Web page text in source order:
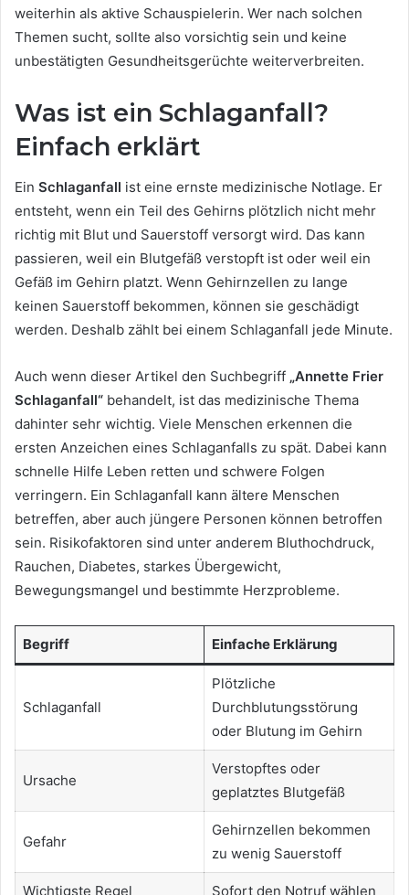
weiterhin als aktive Schauspielerin. Wer nach solchen
Themen sucht, sollte also vorsichtig sein und keine
unbestätigten Gesundheitsgerüchte weiterverbreiten.
Was ist ein Schlaganfall?
Einfach erklärt
Ein Schlaganfall ist eine ernste medizinische Notlage. Er
entsteht, wenn ein Teil des Gehirns plötzlich nicht mehr
richtig mit Blut und Sauerstoff versorgt wird. Das kann
passieren, weil ein Blutgefäß verstopft ist oder weil ein
Gefäß im Gehirn platzt. Wenn Gehirnzellen zu lange
keinen Sauerstoff bekommen, können sie geschädigt
werden. Deshalb zählt bei einem Schlaganfall jede Minute.
Auch wenn dieser Artikel den Suchbegriff „Annette Frier
Schlaganfall“ behandelt, ist das medizinische Thema
dahinter sehr wichtig. Viele Menschen erkennen die
ersten Anzeichen eines Schlaganfalls zu spät. Dabei kann
schnelle Hilfe Leben retten und schwere Folgen
verringern. Ein Schlaganfall kann ältere Menschen
betreffen, aber auch jüngere Personen können betroffen
sein. Risikofaktoren sind unter anderem Bluthochdruck,
Rauchen, Diabetes, starkes Übergewicht,
Bewegungsmangel und bestimmte Herzprobleme.
Begriff Einfache Erklärung
Schlaganfall
Plötzliche
Durchblutungsstörung
oder Blutung im Gehirn
Ursache
Verstopftes oder
geplatztes Blutgefäß
Gefahr
Gehirnzellen bekommen
zu wenig Sauerstoff
Wichtigste Regel Sofort den Notruf wählen